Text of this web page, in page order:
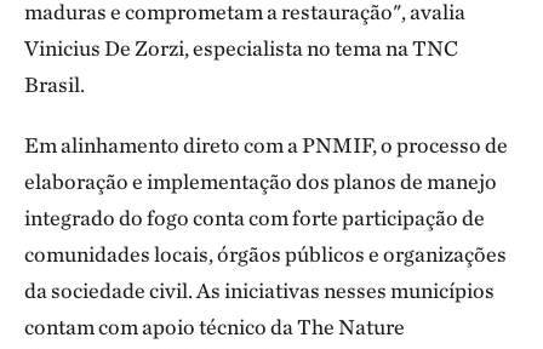
maduras e comprometam a restauração", avalia
Vinicius De Zorzi, especialista no tema na TNC
Brasil.
Em alinhamento direto com a PNMIF, o processo de
elaboração e implementação dos planos de manejo
integrado do fogo conta com forte participação de
comunidades locais, órgãos públicos e organizações
da sociedade civil. As iniciativas nesses municípios
contam com apoio técnico da The Nature